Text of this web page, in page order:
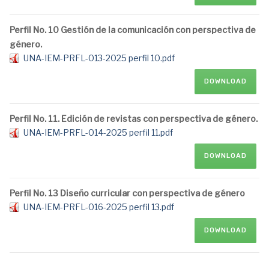
Perfil No. 10 Gestión de la comunicación con perspectiva de
género.
UNA-IEM-PRFL-013-2025 perfil 10.pdf
DOWNLOAD
Perfil No. 11. Edición de revistas con perspectiva de género.
UNA-IEM-PRFL-014-2025 perfil 11.pdf
DOWNLOAD
Perfil No. 13 Diseño curricular con perspectiva de género
UNA-IEM-PRFL-016-2025 perfil 13.pdf
DOWNLOAD